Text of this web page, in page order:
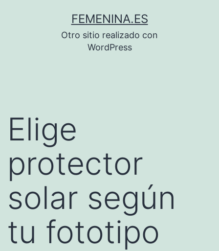
FEMENINA.ES
Otro sitio realizado con
WordPress
Elige
protector
solar según
tu fototipo